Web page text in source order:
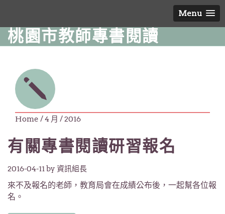
Menu
桃園市教師專書閱讀
Home / 4 月 / 2016
有關專書閱讀研習報名
2016-04-11by 資訊組長
來不及報名的老師，教育局會在成績公布後，一起幫各位報
名。